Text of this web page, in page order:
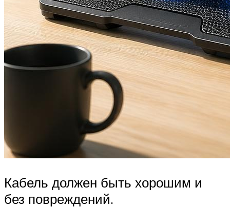
Кабель должен быть хорошим и
без повреждений.